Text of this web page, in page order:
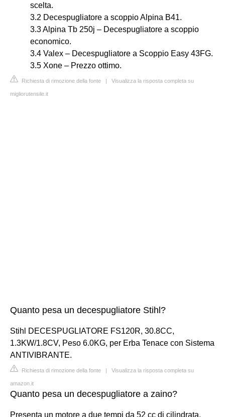
scelta.
3.2 Decespugliatore a scoppio Alpina B41.
3.3 Alpina Tb 250j – Decespugliatore a scoppio
economico.
3.4 Valex – Decespugliatore a Scoppio Easy 43FG.
3.5 Xone – Prezzo ottimo.
Richiesta di rimozione della fonte | Visualizza la risposta completa su
migliorutensile.it
Quanto pesa un decespugliatore Stihl?
Stihl DECESPUGLIATORE FS120R, 30.8CC,
1.3KW/1.8CV, Peso 6.0KG, per Erba Tenace con Sistema
ANTIVIBRANTE.
Richiesta di rimozione della fonte | Visualizza la risposta completa su
amazon.it
Quanto pesa un decespugliatore a zaino?
Presenta un motore a due tempi da 52 cc di cilindrata,